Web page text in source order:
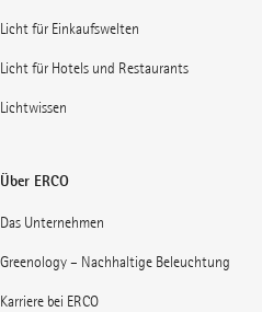
Licht für Einkaufswelten
Licht für Hotels und Restaurants
Lichtwissen
Über ERCO
Das Unternehmen
Greenology – Nachhaltige Beleuchtung
Karriere bei ERCO